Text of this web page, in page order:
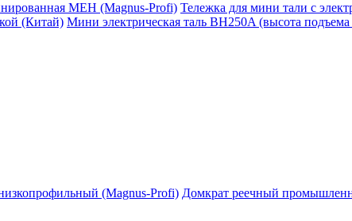
МЕН (Magnus-Profi) Тележка для мини тали с
(Китай) Мини электрическая таль BH250A (высота
(Magnus-Profi) Домкрат реечный